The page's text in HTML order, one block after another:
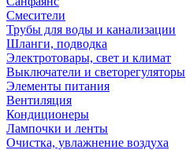
Смесители
Трубы для воды и канализации
Шланги, подводка
Электротовары, свет и климат
Выключатели и светорегуляторы
Элементы питания
Вентиляция
Кондиционеры
Лампочки и ленты
Очистка, увлажнение воздуха